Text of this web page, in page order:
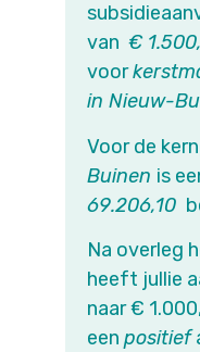
van €
voor
in Nieuw-
Voor de
Buinen is
69.206,10
Na overleg
heeft jullie
naar €
een positief